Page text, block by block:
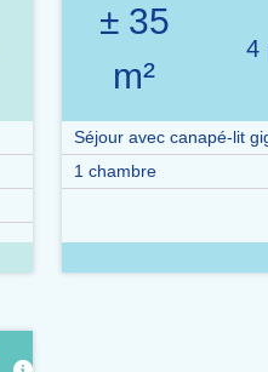
± 35
m²
4
Séjour avec canapé-lit
1 chambre